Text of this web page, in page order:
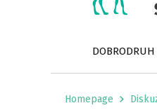
Homepage